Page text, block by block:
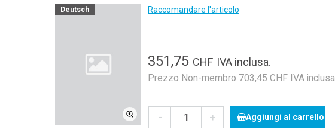
Deutsch Raccomandare l'articolo
351,75 CHF IVA inclusa.
Prezzo Non-membro 703,45 CHF IVA inclusa.
- + Aggiungi al carrello